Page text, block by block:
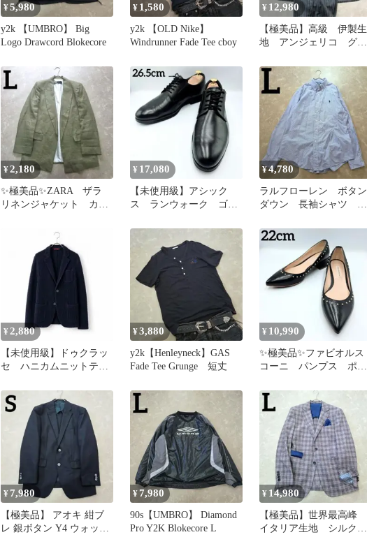
¥5,980
y2k 【UMBRO】 Big
Logo Drawcord Blokecore
¥ 1,580
y2k 【OLD Nike】
Windrunner Fade Tee cboy
¥ 12,980
【極美品】高級 伊製生
地 アンジェリコ グレ
プ L 結婚式
¥2,180
✨極美品✨ZARA ザラ
リネンジャケット カー
¥ 17,080
【未使用級】アシック
ス ランウォーク ゴア
26.5
¥4,780
ラルフローレン ボタン
ダウン 長袖シャツ ブ
L 羽織り
¥ 2,880
【未使用級】ドゥクラッ
セ ハニカムニットテー
紺色 春～秋
¥3,880
y2k【Henleyneck】GAS
Fade Tee Grunge 短丈
¥ 10,990
✨極美品✨ファビオルス
コーニ パンプス ポイ
黒 22 本革
¥ 7,980
【極美品】 アオキ 紺ブ
レ 銀ボタン Y4 ウォッシ
¥7,980
90s【UMBRO】 Diamond
Pro Y2K Blokecore L
¥ 14,980
【極美品】世界最高峰
イタリア生地 シルク混